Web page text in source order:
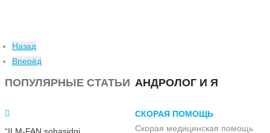
Назад
Вперёд
ПОПУЛЯРНЫЕ СТАТЬИ АНДРОЛОГ И Я
СКОРАЯ ПОМОЩЬ
Скорая медицинская помощь